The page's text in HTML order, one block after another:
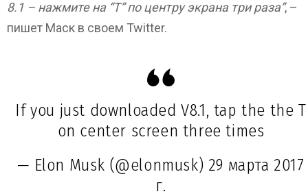
8.1 – нажмите на “Т” по центру экрана три раза”, –
пишет Маск в своем Twitter.
If you just downloaded V8.1, tap the the T
on center screen three times
— Elon Musk (@elonmusk) 29 марта 2017
г.